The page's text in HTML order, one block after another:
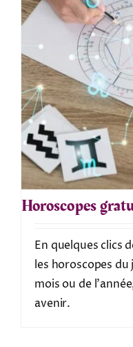
Horoscopes
En quelques clics
les horoscopes du
mois ou de
avenir.